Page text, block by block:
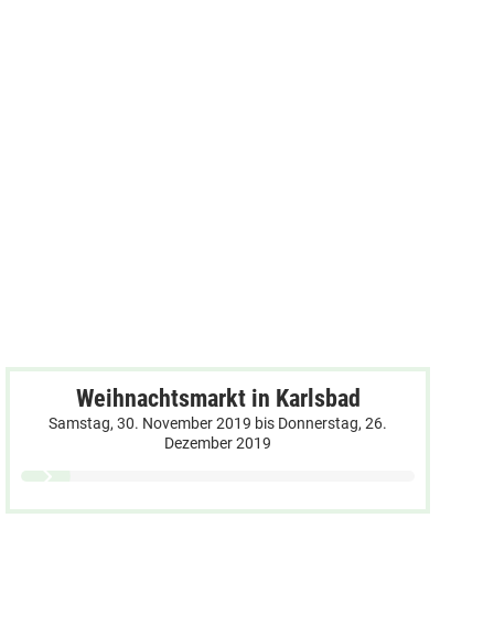
Weihnachtsmarkt in Karlsbad
Samstag, 30. November 2019 bis Donnerstag, 26.
Dezember 2019